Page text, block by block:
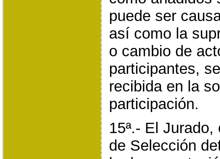
puede ser
así como la
o cambio de
participantes,
recibida en la
participación.
15ª.- El
de Selección